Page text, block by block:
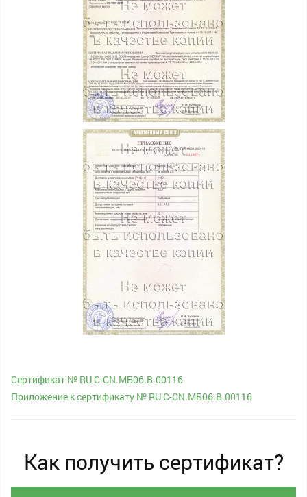
Сертификат № RU С-CN.МБ06.B.00116
Приложение к сертификату № RU С-CN.МБ06.B.00116
Как получить сертификат?